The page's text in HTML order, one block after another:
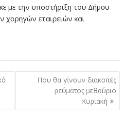
με την υποστήριξη του Δήμου
χορηγών εταιρειών και
Που θα γίνουν διακοπές
ρεύματος μεθαύριο
Κυριακή